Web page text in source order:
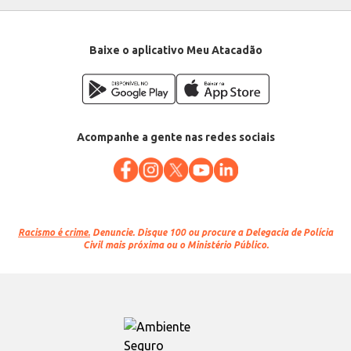
Baixe o aplicativo Meu Atacadão
Acompanhe a gente nas redes sociais
Racismo é crime. Denuncie. Disque 100 ou procure a Delegacia de Polícia
Civil mais próxima ou o Ministério Público.